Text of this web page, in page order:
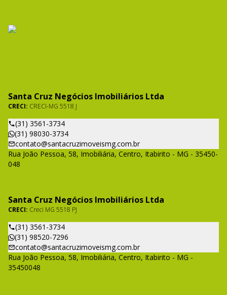
Santa Cruz Negócios Imobiliários Ltda
CRECI: CRECI-MG 5518 J
(31) 3561-3734
(31) 98030-3734
contato@santacruzimoveismg.com.br
Rua João Pessoa, 58, Imobiliária, Centro, Itabirito - MG - 35450-
048
Santa Cruz Negócios Imobiliários Ltda
CRECI: Creci MG 5518 PJ
(31) 3561-3734
(31) 98520-7296
contato@santacruzimoveismg.com.br
Rua João Pessoa, 58, Imobiliária, Centro, Itabirito - MG -
35450048